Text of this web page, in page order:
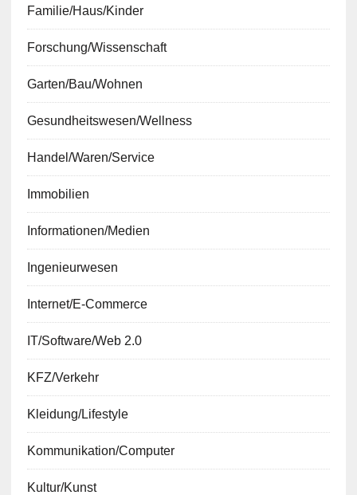
Familie/Haus/Kinder
Forschung/Wissenschaft
Garten/Bau/Wohnen
Gesundheitswesen/Wellness
Handel/Waren/Service
Immobilien
Informationen/Medien
Ingenieurwesen
Internet/E-Commerce
IT/Software/Web 2.0
KFZ/Verkehr
Kleidung/Lifestyle
Kommunikation/Computer
Kultur/Kunst